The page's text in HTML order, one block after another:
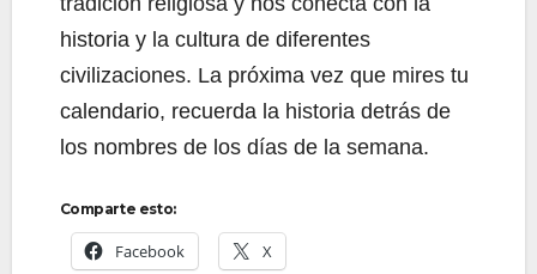
historia y la cultura de diferentes
civilizaciones. La próxima vez que mires tu
calendario, recuerda la historia detrás de
los nombres de los días de la semana.
Comparte esto:
Facebook X